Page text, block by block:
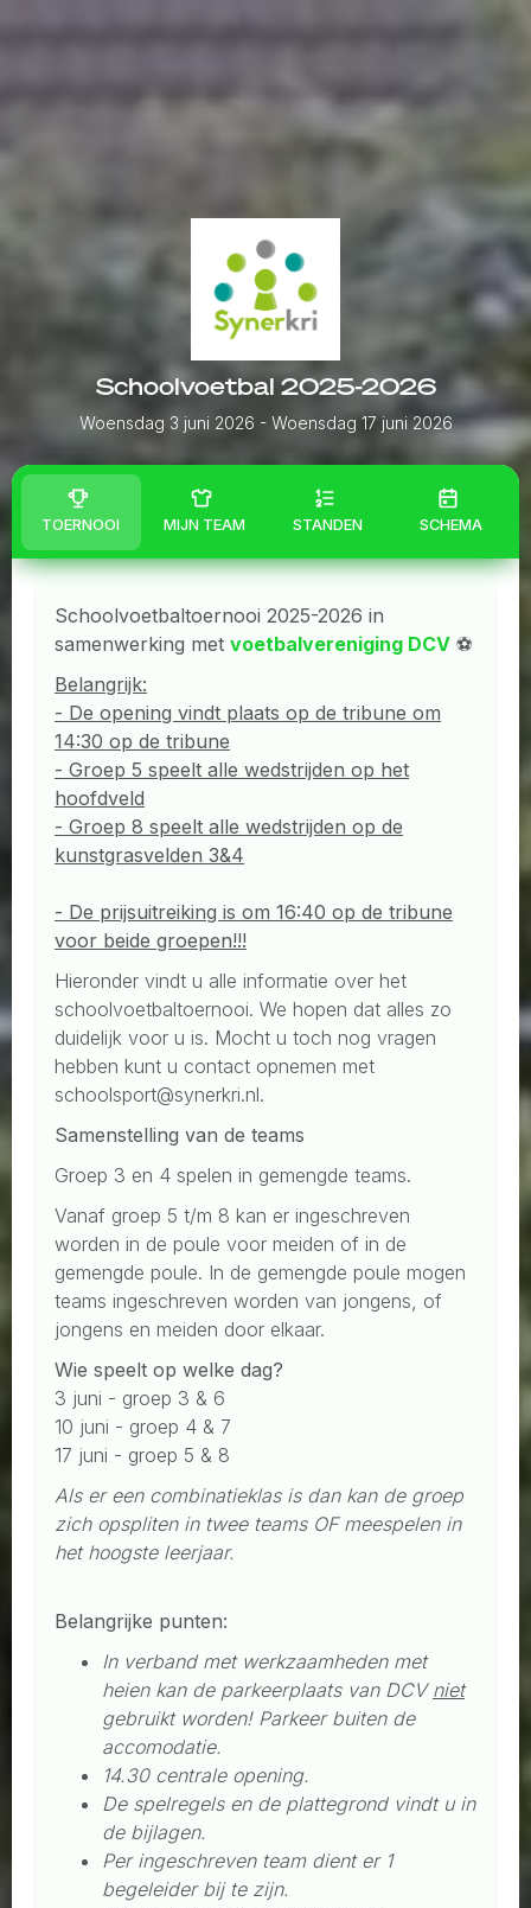
Schoolvoetbal 2025-2026
Woensdag 3 juni 2026 - Woensdag 17 juni 2026
TOERNOOI MIJN TEAM STANDEN SCHEMA
Schoolvoetbaltoernooi 2025-2026 in
samenwerking met voetbalvereniging DCV ⚽️
Belangrijk:
- De opening vindt plaats op de tribune om
14:30 op de tribune
- Groep 5 speelt alle wedstrijden op het
hoofdveld
- Groep 8 speelt alle wedstrijden op de
kunstgrasvelden 3&4
- De prijsuitreiking is om 16:40 op de tribune
voor beide groepen!!!
Hieronder vindt u alle informatie over het
schoolvoetbaltoernooi. We hopen dat alles zo
duidelijk voor u is. Mocht u toch nog vragen
hebben kunt u contact opnemen met
schoolsport@synerkri.nl.
Samenstelling van de teams
Groep 3 en 4 spelen in gemengde teams.
Vanaf groep 5 t/m 8 kan er ingeschreven
worden in de poule voor meiden of in de
gemengde poule. In de gemengde poule mogen
teams ingeschreven worden van jongens, of
jongens en meiden door elkaar.
Wie speelt op welke dag?
3 juni - groep 3 & 6
10 juni - groep 4 & 7
17 juni - groep 5 & 8
Als er een combinatieklas is dan kan de groep
zich opspliten in twee teams OF meespelen in
het hoogste leerjaar.
Belangrijke punten:
In verband met werkzaamheden met
heien kan de parkeerplaats van DCV niet
gebruikt worden! Parkeer buiten de
accomodatie.
14.30 centrale opening.
De spelregels en de plattegrond vindt u in
de bijlagen.
Per ingeschreven team dient er 1
begeleider bij te zijn.